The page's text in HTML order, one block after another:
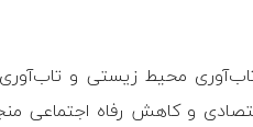
محیط زیستی و
و کاهش رفاه اجتماعی